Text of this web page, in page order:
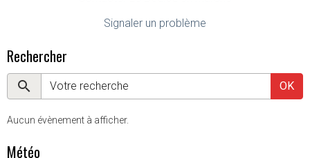
Signaler un problème
Rechercher
OK
Aucun évènement à afficher.
Météo